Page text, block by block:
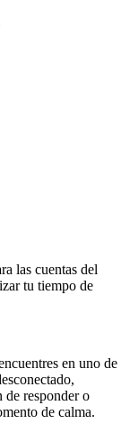
las cuentas del
tu tiempo de
en uno de
de responder o
de calma.